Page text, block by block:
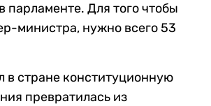
парламенте. Для того чтобы
министра, нужно всего 53
в стране конституционную
превратилась из